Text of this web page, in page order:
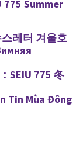
775 Summer
레터 겨울호
SEIU 775 冬
Tin Mùa Đông